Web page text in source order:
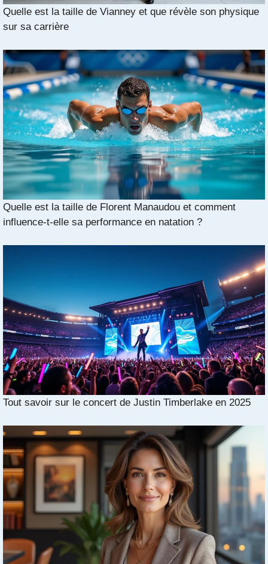
Quelle est la taille de Vianney et que révèle son physique
sur sa carrière
Quelle est la taille de Florent Manaudou et comment
influence-t-elle sa performance en natation ?
Tout savoir sur le concert de Justin Timberlake en 2025